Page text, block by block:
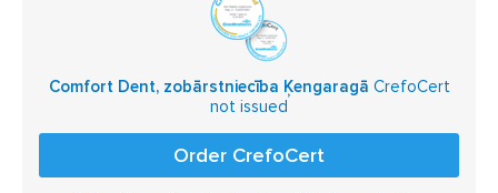
Comfort Dent, zobārstniecība Ķengaragā CrefoCert
not issued
Order CrefoCert